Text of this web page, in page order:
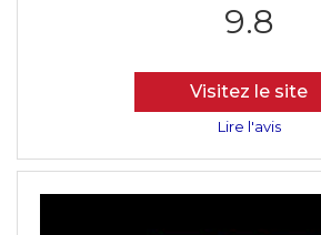
9.8
Visitez le site
Lire l'avis